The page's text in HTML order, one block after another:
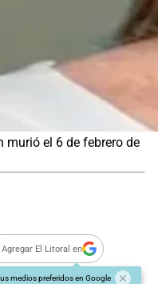
murió el 6 de febrero de
Agregar El Litoral en
medios preferidos en Google